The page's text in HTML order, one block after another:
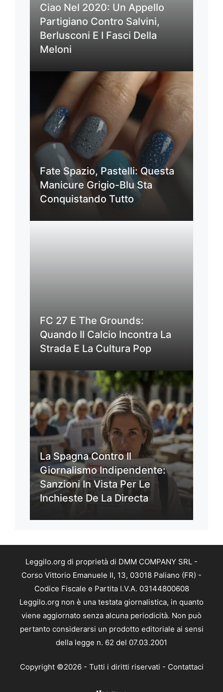
Ciao Nel 2020: Un Appello
Partigiano Contro Salvini,
Berlusconi E I Fasci Della
Meloni
Fate Spazio, Pastelli: Questa
Manicure Grigio-Blu Sta
Conquistando Tutto
FC 27 E The Grounds:
Quando Il Calcio Incontra La
Strada E La Cultura Pop
La Spagna Contro Il
Giornalismo Indipendente:
Sanzioni In Vista Per Le
Inchieste De La Directa
Leggilo.org di proprietà di DMM COMPANY SRL -
Corso Vittorio Emanuele II, 13, 03018 Paliano (FR) -
Codice Fiscale e Partita I.V.A. 03144800608
Leggilo.org non è una testata giornalistica, in quanto
viene aggiornato senza alcuna periodicità. Non può
pertanto considerarsi un prodotto editoriale ai sensi
della legge n. 62 del 07.03.2001
Copyright ©2026 - Tutti i diritti riservati - Contattaci